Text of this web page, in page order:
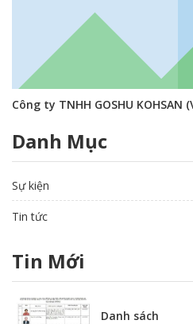
Công ty TNHH GOSHU KOHSAN
Danh Mục
Sự kiện
Tin tức
Tin Mới
Danh sách